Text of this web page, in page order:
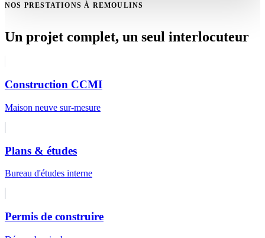
NOS PRESTATIONS À REMOULINS
Un projet complet, un seul interlocuteur
Construction CCMI
Maison neuve sur-mesure
Plans & études
Bureau d'études interne
Permis de construire